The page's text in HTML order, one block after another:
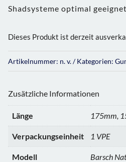
Shadsysteme optimal geeignet.
Dieses Produkt ist derzeit
Artikelnummer: n. v. Kategorien:
Zusätzliche Informationen
Länge 175mm,
Verpackungseinheit 1 VPE
Modell Barsch